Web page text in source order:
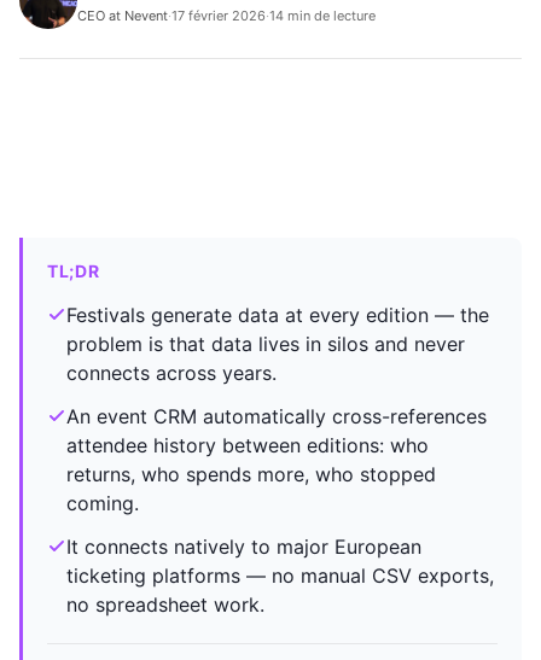
CEO at Nevent·17 février 2026·14 min de lecture
TL;DR
Festivals generate data at every edition — the
problem is that data lives in silos and never
connects across years.
An event CRM automatically cross-references
attendee history between editions: who
returns, who spends more, who stopped
coming.
It connects natively to major European
ticketing platforms — no manual CSV exports,
no spreadsheet work.